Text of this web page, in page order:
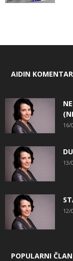
AIDIN KOMENTAR
16/
13/
12/
POPULARNI